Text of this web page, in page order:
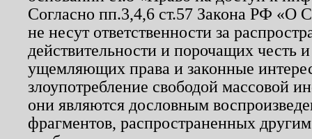
Согласно пп.3,4,6 ст.57 Закона РФ «О
не несут ответственности за
действительности и порочащих честь
ущемляющих права и законные
злоупотребление свободой массовой
они являются дословным
фрагментов, распространенных